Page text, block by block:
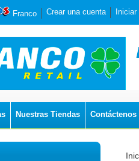
Franco Crear una cuenta
Nuestras Tiendas Contáctenos